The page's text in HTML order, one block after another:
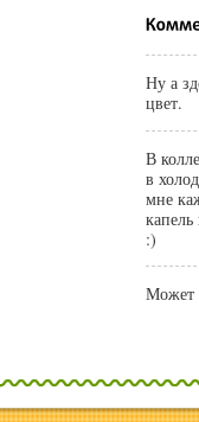
Ну а здесь кусочек северного сияния! )) И
цвет.
В
в
мне
:)
Может